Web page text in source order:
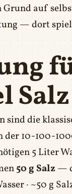
Grund auf
— dort
sind die
der 10-100-
5 Liter
50 g Salz —
· ~50 g